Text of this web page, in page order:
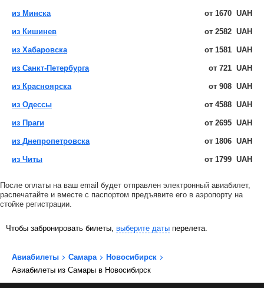
из Минска от 1670 UAH
из Кишинев от 2582 UAH
из Хабаровска от 1581 UAH
из Санкт-Петербурга от 721 UAH
из Красноярска от 908 UAH
из Одессы от 4588 UAH
из Праги от 2695 UAH
из Днепропетровска от 1806 UAH
из Читы от 1799 UAH
После оплаты на ваш email будет отправлен электронный авиабилет,
распечатайте и вместе с паспортом предъявите его в аэропорту на
стойке регистрации.
Чтобы забронировать билеты, выберите даты перелета.
Авиабилеты Самара
Новосибирск
Авиабилеты из Самары в Новосибирск